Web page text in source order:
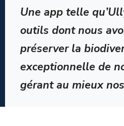
Une app telle
outils dont nous
préserver la
exceptionnelle de
gérant au mieux